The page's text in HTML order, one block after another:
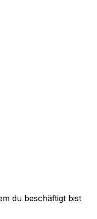
du beschäftigt bist